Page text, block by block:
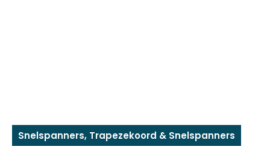
Snelspanners, Trapezekoord & Snelspanners